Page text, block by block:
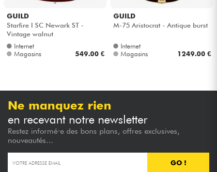
GUILD
Starfire I SC Newark ST -
Vintage walnut
Internet
Magasins
549.00 €
GUILD
M-75 Aristocrat - Antique burst
Internet
Magasins
1249.00 €
Ne manquez rien
en recevant notre newsletter
Restez informé·e des bons plans, offres exclusives,
nouveautés...
GO !